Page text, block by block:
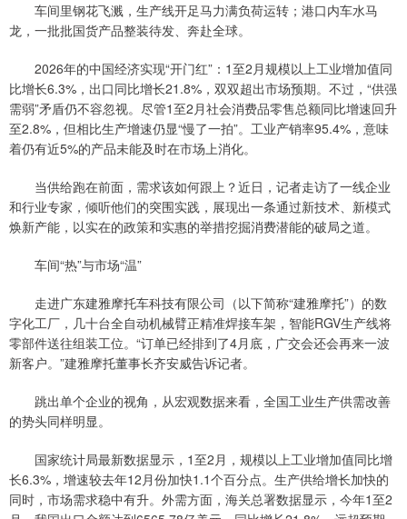
车间里钢花飞溅，生产线开足马力满负荷运转；港口内车水马
龙，一批批国货产品整装待发、奔赴全球。
2026年的中国经济实现“开门红”：1至2月规模以上工业增加值同
比增长6.3%，出口同比增长21.8%，双双超出市场预期。不过，“供强
需弱”矛盾仍不容忽视。尽管1至2月社会消费品零售总额同比增速回升
至2.8%，但相比生产增速仍显“慢了一拍”。工业产销率95.4%，意味
着仍有近5%的产品未能及时在市场上消化。
当供给跑在前面，需求该如何跟上？近日，记者走访了一线企业
和行业专家，倾听他们的突围实践，展现出一条通过新技术、新模式
焕新产能，以实在的政策和实惠的举措挖掘消费潜能的破局之道。
车间“热”与市场“温”
走进广东建雅摩托车科技有限公司（以下简称“建雅摩托”）的数
字化工厂，几十台全自动机械臂正精准焊接车架，智能RGV生产线将
零部件送往组装工位。“订单已经排到了4月底，广交会还会再来一波
新客户。”建雅摩托董事长齐安威告诉记者。
跳出单个企业的视角，从宏观数据来看，全国工业生产供需改善
的势头同样明显。
国家统计局最新数据显示，1至2月，规模以上工业增加值同比增
长6.3%，增速较去年12月份加快1.1个百分点。生产供给增长加快的
同时，市场需求稳中有升。外需方面，海关总署数据显示，今年1至2